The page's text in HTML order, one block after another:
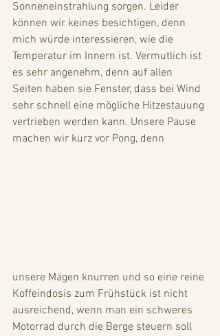
Sonneneinstrahlung sorgen. Leider
können wir keines besichtigen, denn
mich würde interessieren, wie die
Temperatur im Innern ist. Vermutlich ist
es sehr angenehm, denn auf allen
Seiten haben sie Fenster, dass bei Wind
sehr schnell eine mögliche Hitzestauung
vertrieben werden kann. Unsere Pause
machen wir kurz vor Pong, denn
unsere Mägen knurren und so eine reine
Koffeindosis zum Frühstück ist nicht
ausreichend, wenn man ein schweres
Motorrad durch die Berge steuern soll